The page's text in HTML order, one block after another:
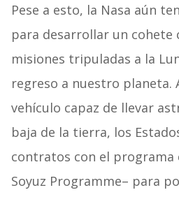
Pese a esto, la Nasa aún
para desarrollar un cohete
misiones tripuladas a la
regreso a nuestro planeta.
vehículo capaz de llevar
baja de la tierra, los
contratos con el programa
Soyuz Programme– para